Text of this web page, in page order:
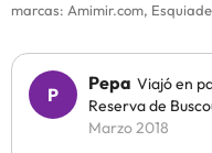
marcas: Amimir.com,
Pepa Viajó en
Reserva de
Marzo 2018